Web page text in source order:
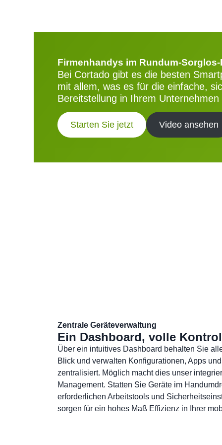
Firmenhandys im Rundum-
Bei Cortado gibt es die besten
mit allem, was es für die einfache,
Bereitstellung in Ihrem
Starten Sie jetzt Video ansehen
Zentrale Geräteverwaltung
Ein Dashboard, volle
Über ein intuitives Dashboard behalten Sie
Blick und verwalten Konfigurationen, Apps
zentralisiert. Möglich macht dies unser
Management. Statten Sie Geräte im
erforderlichen Arbeitstools und
sorgen für ein hohes Maß Effizienz in Ihrer